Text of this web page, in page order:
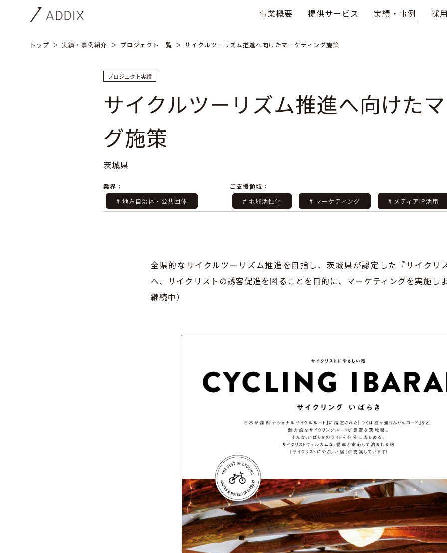
事業概要 提供サービス 実績・事例 採
トップ 実績・事例紹介 プロジェクト一覧 サイクルツーリズム推進へ向けたマーケティング施策
プロジェクト実績
サイクルツーリズム推進へ向けた
グ施策
茨城県
業界：
# 地方自治体・公共団体
ご支援領域：
# 地域活性化
# マーケティング # メディアIP活用
全県的なサイクルツーリズム推進を目指し、茨城県が認定した『サイクリ
へ、サイクリストの誘客促進を図ることを目的に、マーケティングを実施し
継続中）